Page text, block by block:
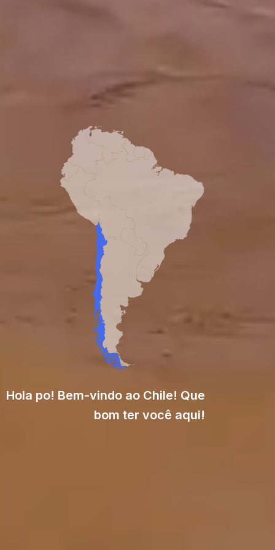
Hola po! Bem-vindo ao Chile! Que
bom ter você aqui!